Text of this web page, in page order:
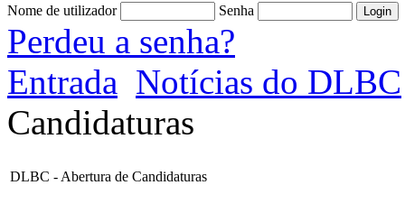
Nome de utilizador Senha
Perdeu a senha?
Entrada Notícias do DLBC
Candidaturas
DLBC - Abertura de Candidaturas